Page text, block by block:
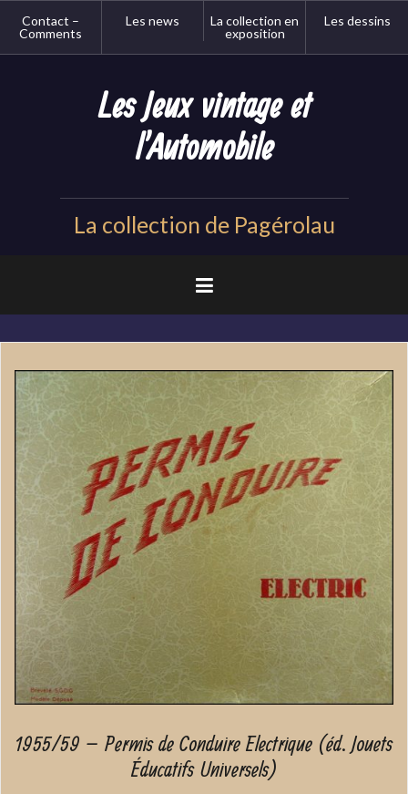
Contact –
Comments
Les news
La collection en
exposition
Les dessins
Les Jeux vintage et
l'Automobile
La collection de Pagérolau
1955/59 – Permis de Conduire Electrique (éd. Jouets
Éducatifs Universels)